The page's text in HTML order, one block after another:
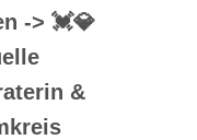
-> 💓️💎
&